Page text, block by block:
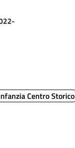
Centro Storico